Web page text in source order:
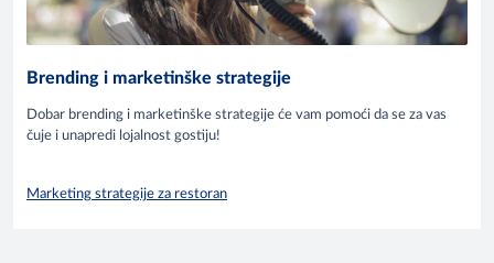
Brending i marketinške strategije
Dobar brending i marketinške strategije će vam pomoći da se za vas
čuje i unapredi lojalnost gostiju!
Marketing strategije za restoran